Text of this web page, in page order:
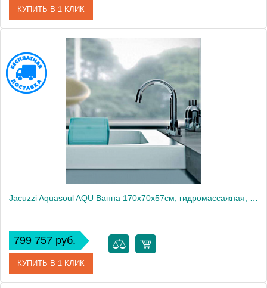
КУПИТЬ В 1 КЛИК
Артикул
Производитель
Высота, см
799 757 руб.
КУПИТЬ В 1 КЛИК